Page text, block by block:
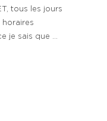
tous les jours
horaires
je sais que ...